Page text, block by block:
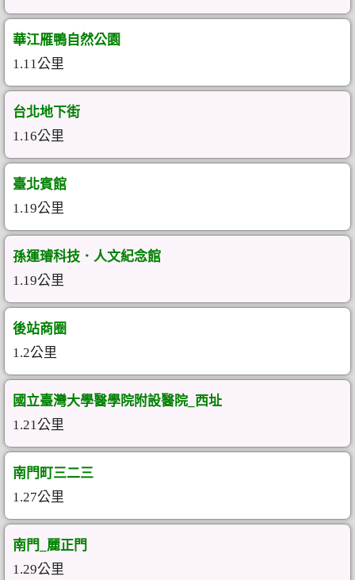
華江雁鴨自然公園
1.11公里
台北地下街
1.16公里
臺北賓館
1.19公里
孫運璿科技．人文紀念館
1.19公里
後站商圈
1.2公里
國立臺灣大學醫學院附設醫院_西址
1.21公里
南門町三二三
1.27公里
南門_麗正門
1.29公里